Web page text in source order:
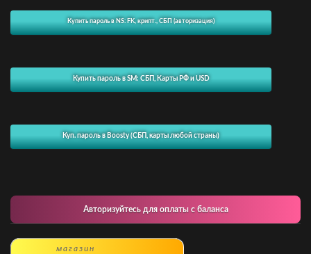
Купить пароль в NS: FK, крипт., СБП (авторизация)
Купить пароль в SM: СБП, Карты РФ и USD
Куп. пароль в Boosty (СБП, карты любой страны)
Авторизуйтесь для оплаты с баланса
магазин